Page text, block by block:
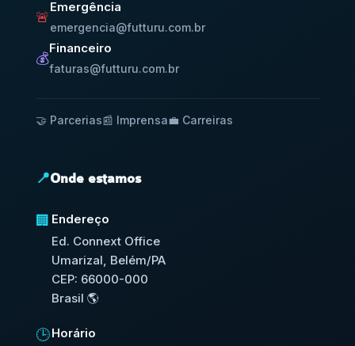
🚨
Emergência
emergencia@futturu.com.br
💰
Financeiro
faturas@futturu.com.br
🤝 Parcerias📰 Imprensa💼 Carreiras
📍Onde estamos
🏢 Endereço
Ed. Connext Office
Umarizal, Belém/PA
CEP: 66000-000
Brasil 🌎
🕒Horário